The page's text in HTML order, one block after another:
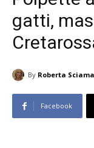
gatti,
By Roberta
Facebook